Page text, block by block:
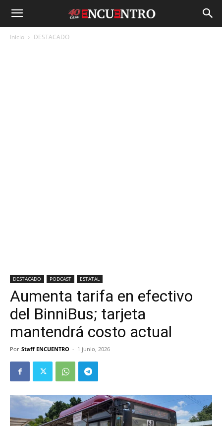
Inicio DESTACADO
DESTACADO PODCAST ESTATAL
Aumenta tarifa en efectivo
del BinniBus; tarjeta
mantendrá costo actual
Por Staff ENCUENTRO - 1 junio, 2026